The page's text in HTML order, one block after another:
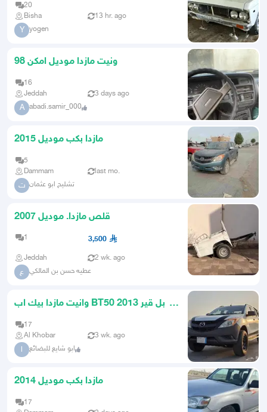
20
Bisha
13 hr. ago
Y yogen
ونيت مازدا موديل امكن 98
16
Jeddah
3 days ago
A abadi.samir_000
مازدا بكب موديل 2015
5
Dammam
last mo.
ت تشليح ابو عثمان
قلص مازدا. موديل 2007
1 3,500
Jeddah 2 wk. ago
ع عطيه حسن بن المالكي
وانيت مازدا بيك اب BT50 2013 دبل قير
17
Al Khobar
3 wk. ago
ا ابو شايع للبضائع
مازدا بكب موديل 2014
17